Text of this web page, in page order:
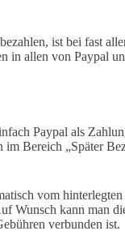
ist bei fast
in allen von Paypal
Paypal als
Bereich „Später
vom
Wunsch kann man
verbunden ist.